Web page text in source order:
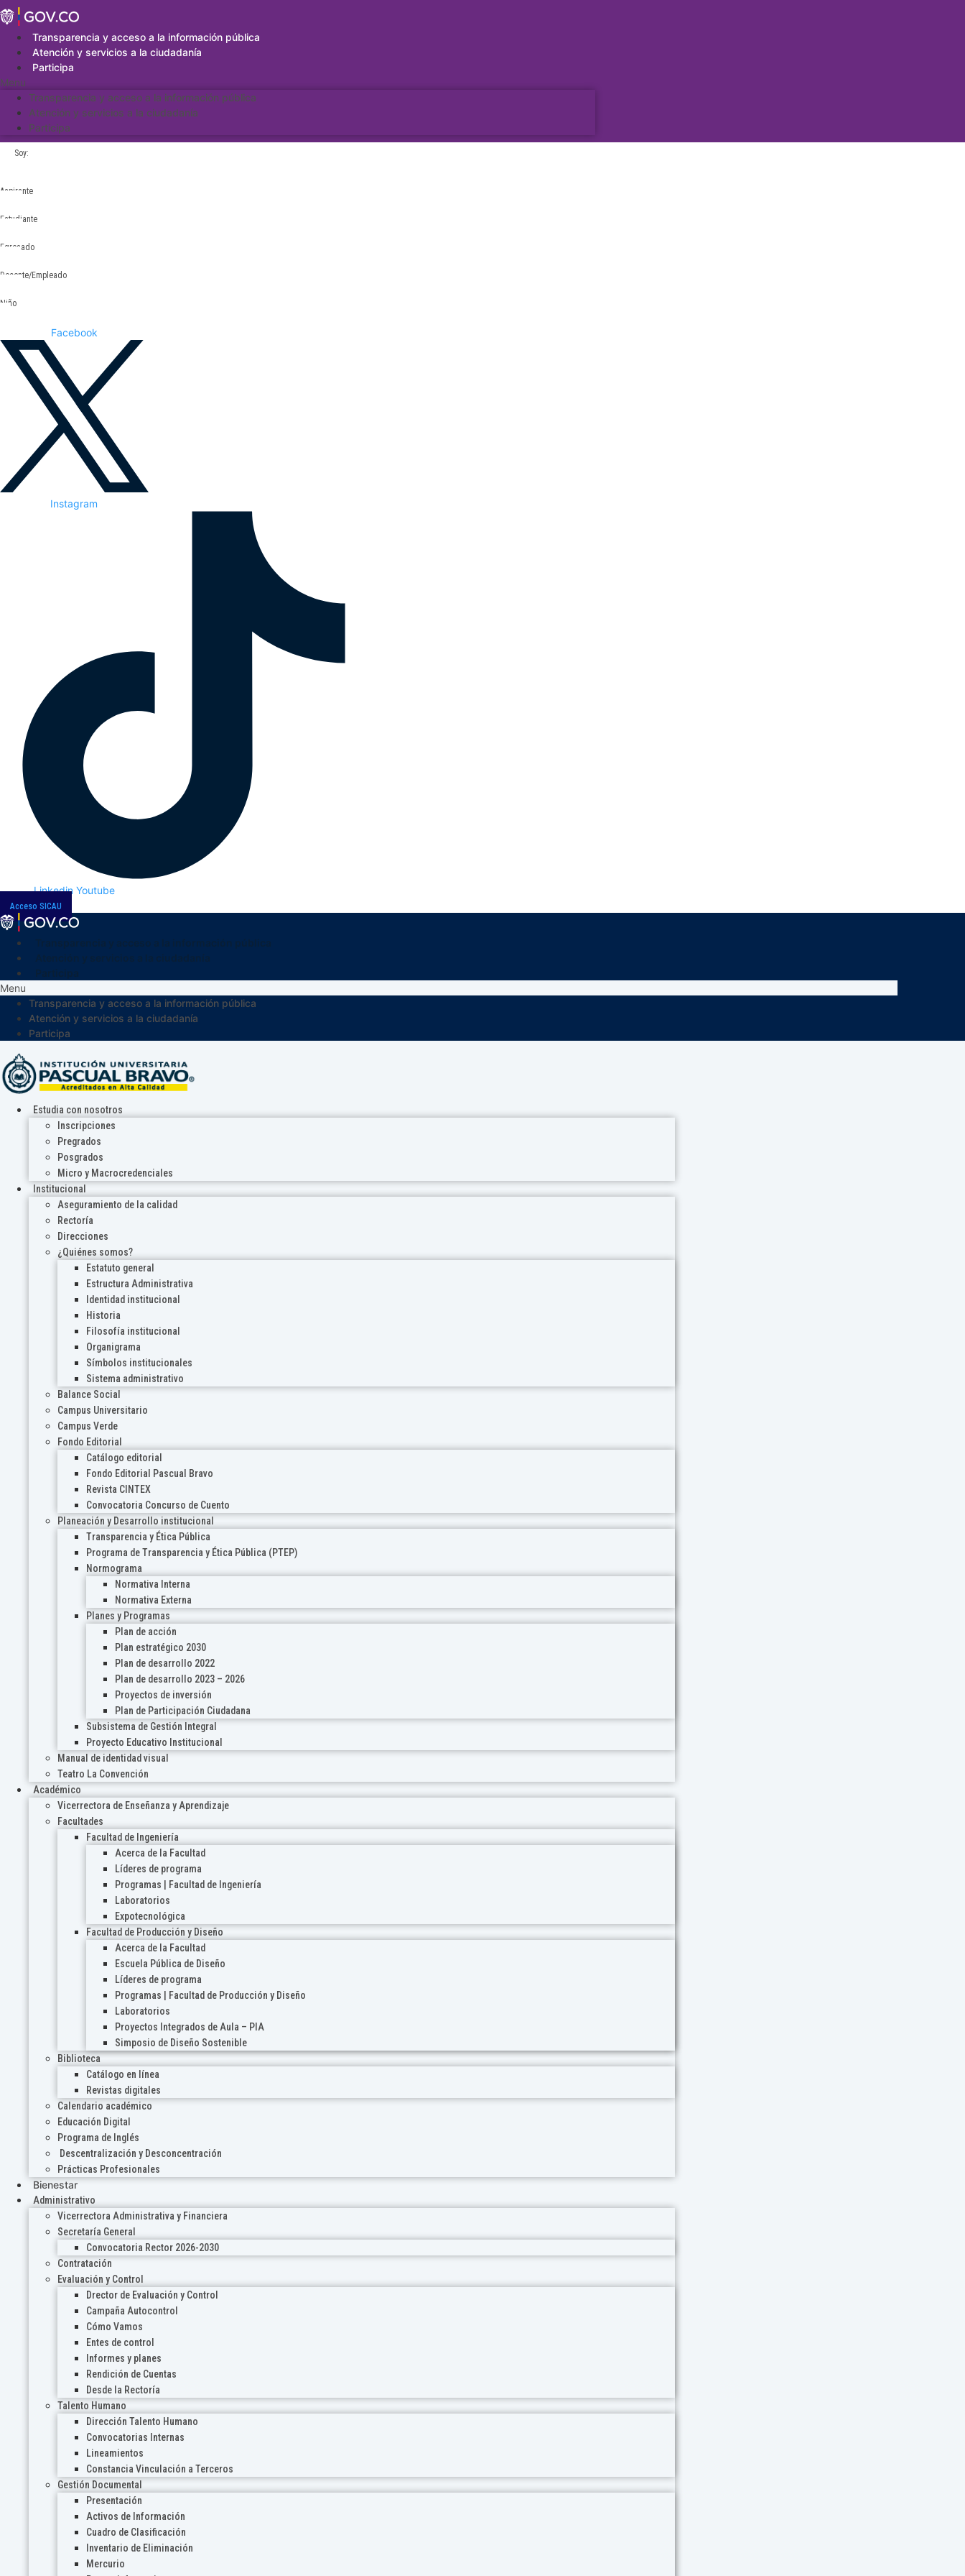
Saltar
al
contenidoTransparencia y acceso a la información pública
Atención y servicios a la ciudadanía
Participa
Menu
Transparencia y acceso a la información pública
Atención y servicios a la ciudadanía
Participa
Soy:
Aspirante
Estudiante
Egresado
Docente/Empleado
Niño
Facebook
Instagram
Linkedin Youtube
Acceso SICAU
Menu
Transparencia y acceso a la información pública
Atención y servicios a la ciudadanía
Participa
Estudia con nosotros
Inscripciones
Pregrados
Posgrados
Micro y Macrocredenciales
Institucional
Aseguramiento de la calidad
Rectoría
Direcciones
¿Quiénes somos?
Estatuto general
Estructura Administrativa
Identidad institucional
Historia
Filosofía institucional
Organigrama
Símbolos institucionales
Sistema administrativo
Balance Social
Campus Universitario
Campus Verde
Fondo Editorial
Catálogo editorial
Fondo Editorial Pascual Bravo
Revista CINTEX
Convocatoria Concurso de Cuento
Planeación y Desarrollo institucional
Transparencia y Ética Pública
Programa de Transparencia y Ética Pública (PTEP)
Normograma
Normativa Interna
Normativa Externa
Planes y Programas
Plan de acción
Plan estratégico 2030
Plan de desarrollo 2022
Plan de desarrollo 2023 – 2026
Proyectos de inversión
Plan de Participación Ciudadana
Subsistema de Gestión Integral
Proyecto Educativo Institucional
Manual de identidad visual
Teatro La Convención
Académico
Vicerrectora de Enseñanza y Aprendizaje
Facultades
Facultad de Ingeniería
Acerca de la Facultad
Líderes de programa
Programas | Facultad de Ingeniería
Laboratorios
Expotecnológica
Facultad de Producción y Diseño
Acerca de la Facultad
Escuela Pública de Diseño
Líderes de programa
Programas | Facultad de Producción y Diseño
Laboratorios
Proyectos Integrados de Aula – PIA
Simposio de Diseño Sostenible
Biblioteca
Catálogo en línea
Revistas digitales
Calendario académico
Educación Digital
Programa de Inglés
Descentralización y Desconcentración
Prácticas Profesionales
Bienestar
Administrativo
Vicerrectora Administrativa y Financiera
Secretaría General
Convocatoria Rector 2026-2030
Contratación
Evaluación y Control
Drector de Evaluación y Control
Campaña Autocontrol
Cómo Vamos
Entes de control
Informes y planes
Rendición de Cuentas
Desde la Rectoría
Talento Humano
Dirección Talento Humano
Convocatorias Internas
Lineamientos
Constancia Vinculación a Terceros
Gestión Documental
Presentación
Activos de Información
Cuadro de Clasificación
Inventario de Eliminación
Mercurio